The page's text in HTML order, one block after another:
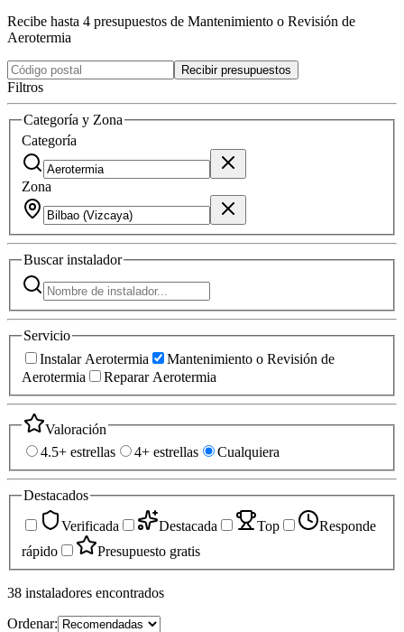
Recibe hasta 4 presupuestos de Mantenimiento o Revisión de
Aerotermia
Recibir presupuestos
Filtros
Categoría y Zona
Categoría
Zona
Buscarinstalador
Servicio
Instalar Aerotermia
Mantenimiento o Revisión de
Aerotermia
Reparar Aerotermia
Valoración
4.5+ estrellas
4+ estrellas Cualquiera
Destacados
Verificada
Destacada Top
Responde
rápido
Presupuesto gratis
38 instaladores encontrados
Ordenar: